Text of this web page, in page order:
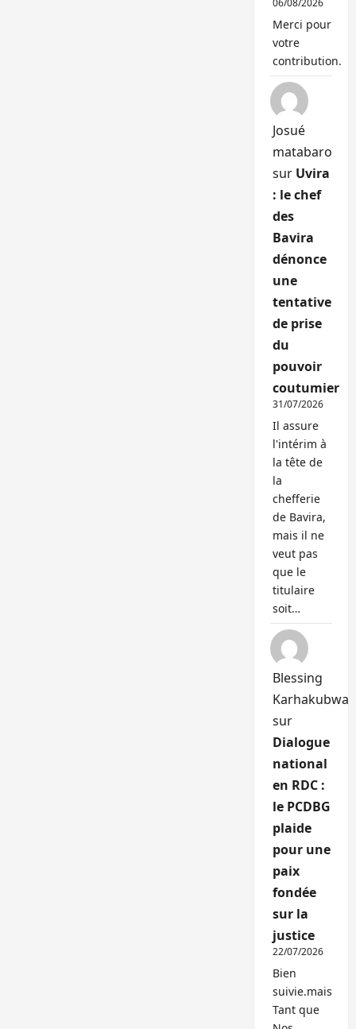
06/08/2026
Merci pour
votre
contribution.
Josué
matabaro
sur Uvira
: le chef
des
Bavira
dénonce
une
tentative
de prise
du
pouvoir
coutumier
31/07/2026
Il assure
l'intérim à
la tête de
la
chefferie
de Bavira,
mais il ne
veut pas
que le
titulaire
soit…
Blessing
Karhakubwa
sur
Dialogue
national
en RDC :
le PCDBG
plaide
pour une
paix
fondée
sur la
justice
22/07/2026
Bien
suivie.mais
Tant que